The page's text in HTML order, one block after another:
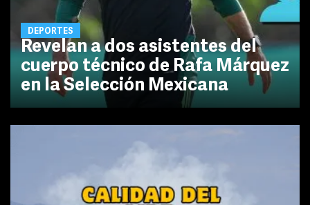
DEPORTES
Revelan a dos asistentes del
cuerpo técnico de Rafa Márquez
en la Selección Mexicana